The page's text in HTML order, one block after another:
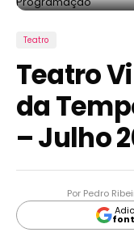
Teatro
Teatro
da
– Julho
Por Pedro